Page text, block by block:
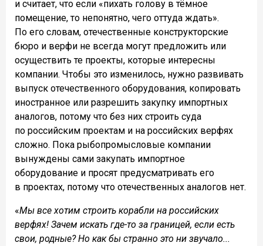
и считает, что если «пихать голову в тёмное
помещение, то непонятно, чего оттуда ждать».
По его словам, отечественные конструкторские
бюро и верфи не всегда могут предложить или
осуществить те проекты, которые интересны
компании. Чтобы это изменилось, нужно развивать
выпуск отечественного оборудования, копировать
иностранное или разрешить закупку импортных
аналогов, потому что без них строить суда
по российским проектам и на российских верфях
сложно. Пока рыбопромысловые компании
вынуждены сами закупать импортное
оборудование и просят предусматривать его
в проектах, потому что отечественных аналогов нет.
«Мы все хотим строить корабли на российских
верфях! Зачем искать где-то за границей, если есть
свои, родные? Но как бы странно это ни звучало...